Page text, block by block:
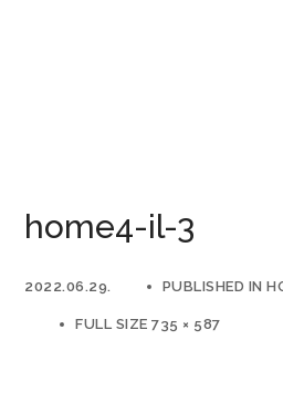
home4-il-3
2022.06.29. PUBLISHED IN
FULL SIZE 735 × 587